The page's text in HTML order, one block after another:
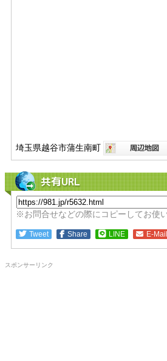
埼玉県越谷市蒲生南町
共有URL
※お問合せなどの際にコピーしてお使
Tweet Share LINE E-Mail
スポンサーリンク